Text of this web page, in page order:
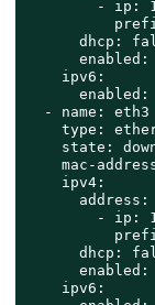
- ip:
dhcp:
enabled:
    ipv6:
enabled:
  - name: eth3
type:
state:
mac-
    ipv4:
      address:
- ip:
dhcp:
enabled:
    ipv6: